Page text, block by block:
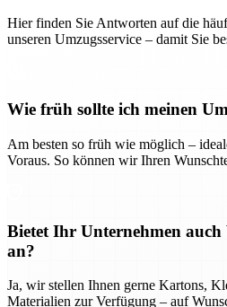
Hier finden Sie Antworten auf die
unseren Umzugsservice – damit Sie
Wie früh sollte ich meinen
Am besten so früh wie möglich –
Voraus. So können wir Ihren
Bietet Ihr Unternehmen
an?
Ja, wir stellen Ihnen gerne Kartons,
Materialien zur Verfügung – auf